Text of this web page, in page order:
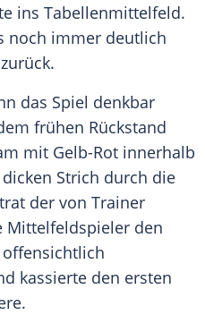
ins Tabellenmittelfeld.
noch immer deutlich
das Spiel denkbar
frühen Rückstand
mit Gelb-Rot innerhalb
Strich durch die
der von Trainer
Mittelfeldspieler den
offensichtlich
kassierte den ersten